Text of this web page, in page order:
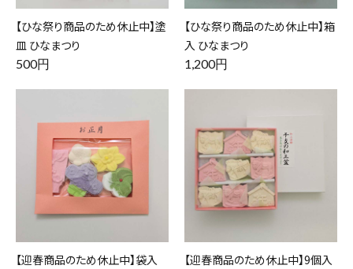
【ひな祭り商品のため休止中】塗
皿 ひなまつり
500円
【ひな祭り商品のため休止中】箱
入 ひなまつり
1,200円
【迎春商品のため休止中】袋入
【迎春商品のため休止中】9個入